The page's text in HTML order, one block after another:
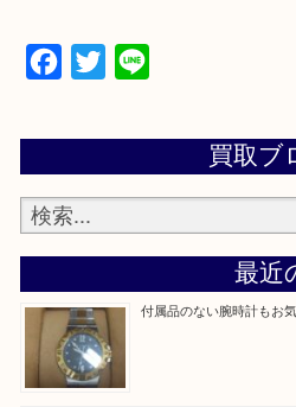
思っていただけるよう一
ます！
最後に当店では現在正社員
る方はお気軽にお問合せく